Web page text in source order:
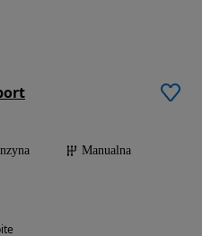
Manualna